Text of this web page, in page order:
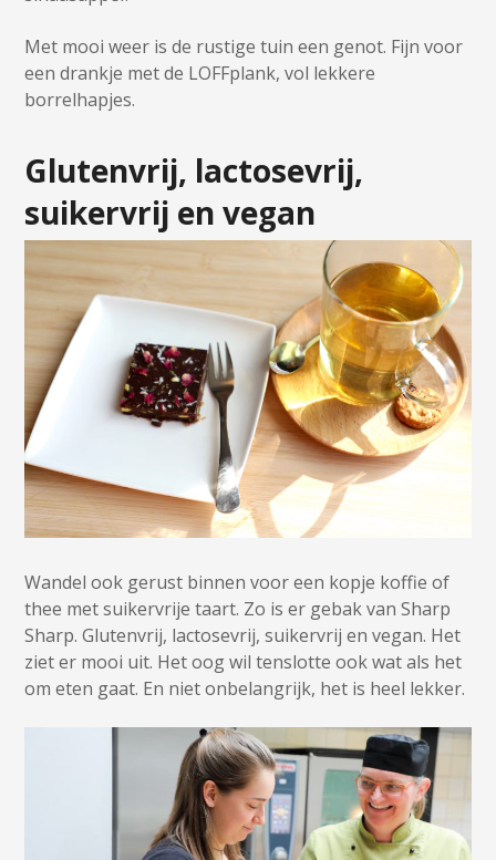
Met mooi weer is de rustige tuin een genot. Fijn voor
een drankje met de LOFFplank, vol lekkere
borrelhapjes.
Glutenvrij, lactosevrij,
suikervrij en vegan
Wandel ook gerust binnen voor een kopje koffie of
thee met suikervrije taart. Zo is er gebak van Sharp
Sharp. Glutenvrij, lactosevrij, suikervrij en vegan. Het
ziet er mooi uit. Het oog wil tenslotte ook wat als het
om eten gaat. En niet onbelangrijk, het is heel lekker.